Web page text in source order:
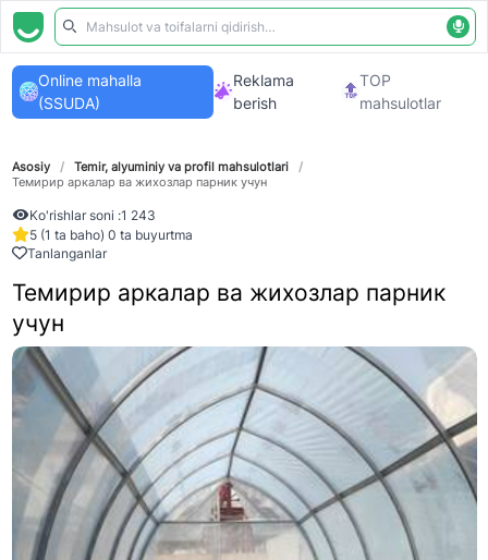
Online mahalla
(SSUDA)
Reklama
berish
TOP
mahsulotlar
Asosiy / Temir, alyuminiy va profil mahsulotlari
/
Темирир аркалар ва жихозлар парник учун
Ko'rishlar soni :1 243
5 (1 ta baho) 0 ta buyurtma
Tanlanganlar
Темирир аркалар ва жихозлар парник
учун